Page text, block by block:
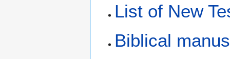
List of New
Biblical